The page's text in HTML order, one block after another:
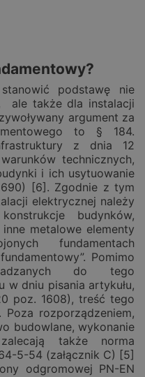
podstawę nie
ale także dla instalacji
argument za
to § 184.
z dnia 12
technicznych,
i ich usytuowanie
[6]. Zgodnie z tym
elektrycznej należy
budynków,
metalowe elementy
fundamentach
Pomimo
do tego
w dniu pisania artykułu,
poz. 1608), treść tego
Poza rozporządzeniem,
budowlane, wykonanie
także norma
5-54 (załącznik C) [5]
odgromowej PN-EN